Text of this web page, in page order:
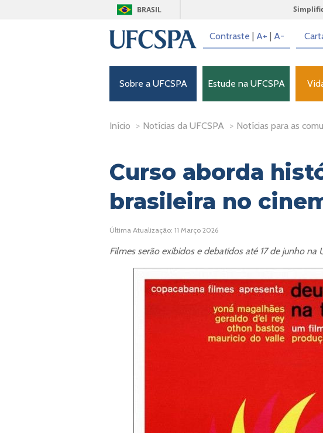
BRASIL
Contraste | A+ | A-
Sobre a UFCSPA Estude na UFCSPA
Início > Notícias da UFCSPA > Notícias para as
Curso aborda
brasileira no
Última Atualização: 11 Março 2026
Filmes serão exibidos e debatidos até 17 de junho na